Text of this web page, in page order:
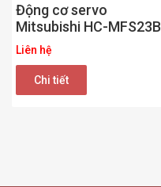
Động cơ servo
Mitsubishi HC-MFS23B
Liên hệ
Chi tiết